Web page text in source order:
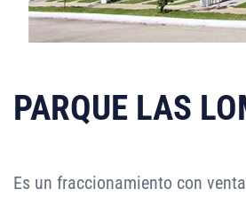
PARQUE LAS
Es un fraccionamiento con